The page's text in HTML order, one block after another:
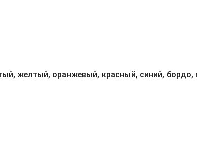
желтый, оранжевый, красный, синий,